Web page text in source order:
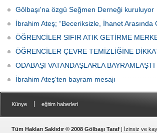
Gölbaşı'na özgü Seğmen Derneği kuruluyor
İbrahim Ateş; “Beceriksizle, İhanet Arasında
ÖĞRENCİLER SIFIR ATIK GETİRME
ÖĞRENCİLER ÇEVRE TEMİZLİĞİNE
ODABAŞI VATANDAŞLARLA BAYRAMLAŞTI
İbrahim Ateş'ten bayram mesajı
Künye eğitim haberleri
Tüm Hakları Saklıdır © 2008 Gölbaşı Taraf | İzinsiz ve